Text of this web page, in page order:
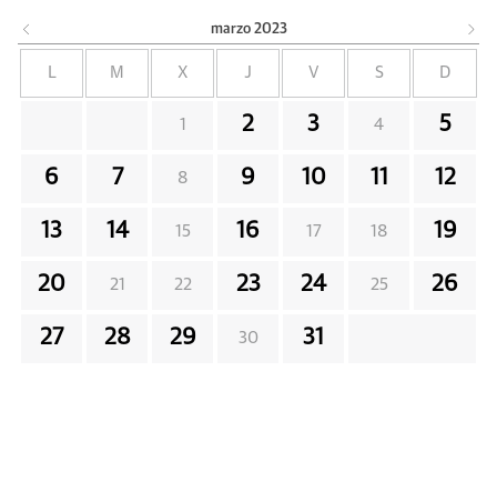
marzo 2023
M X J V S D
1 2 3 4 5
6 7 8 9 10 11 12
13 14 15 16 17 18 19
20 21 22 23 24 25 26
27 28 29 30 31